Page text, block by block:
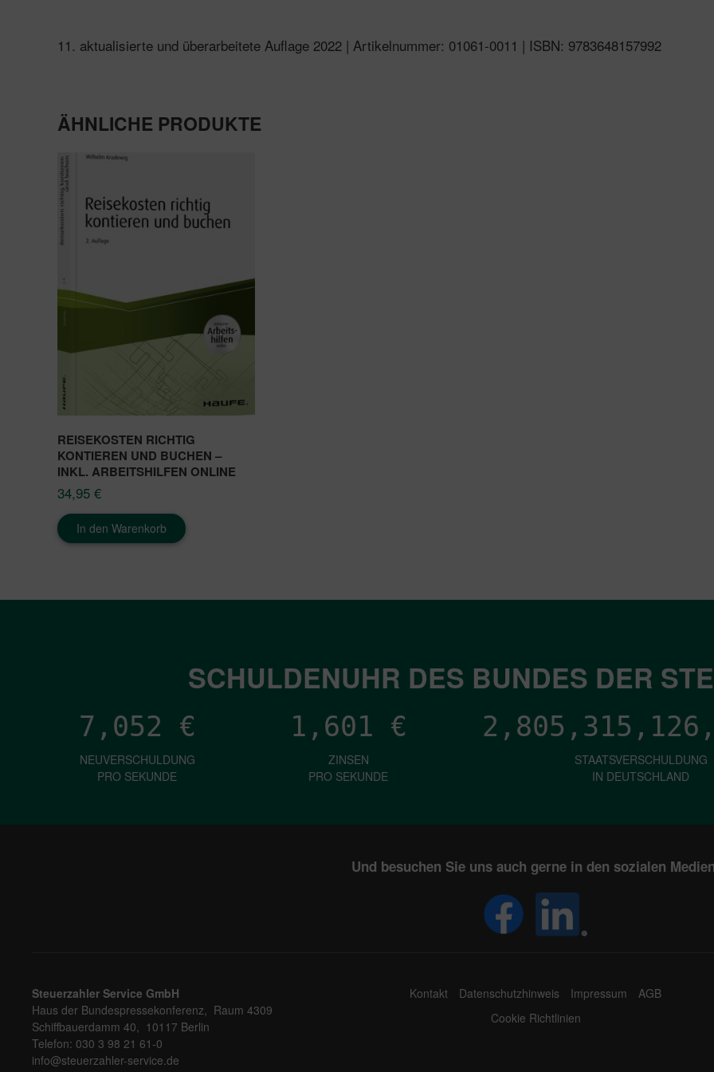
11. aktualisierte und überarbeitete Auflage 2022 | Artikelnummer: 01061-0011 | ISBN: 9783648157992
ÄHNLICHE PRODUKTE
REISEKOSTEN RICHTIG
KONTIEREN UND BUCHEN –
INKL. ARBEITSHILFEN ONLINE
34,95 €
In den Warenkorb
SCHULDENUHR DES BUNDES DER
7,052 €
NEUVERSCHULDUNG
PRO SEKUNDE
1,601 €
ZINSEN
PRO SEKUNDE
STAATSVERSCHULDUNG
IN DEUTSCHLAND
Und besuchen Sie uns auch gerne in den sozialen
Steuerzahler Service GmbH
Haus der Bundespressekonferenz, Raum 4309
Schiffbauerdamm 40, 10117 Berlin
Telefon: 030 3 98 21 61-0
info@steuerzahler-service.de
Kontakt Datenschutzhinweis Impressum
AGB
Cookie Richtlinien